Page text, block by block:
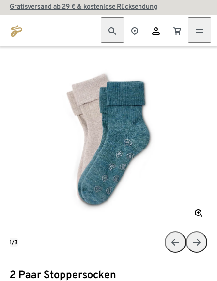
Gratisversand ab 29 € & kostenlose Rücksendung
2 Paar Stoppersocken
1/3